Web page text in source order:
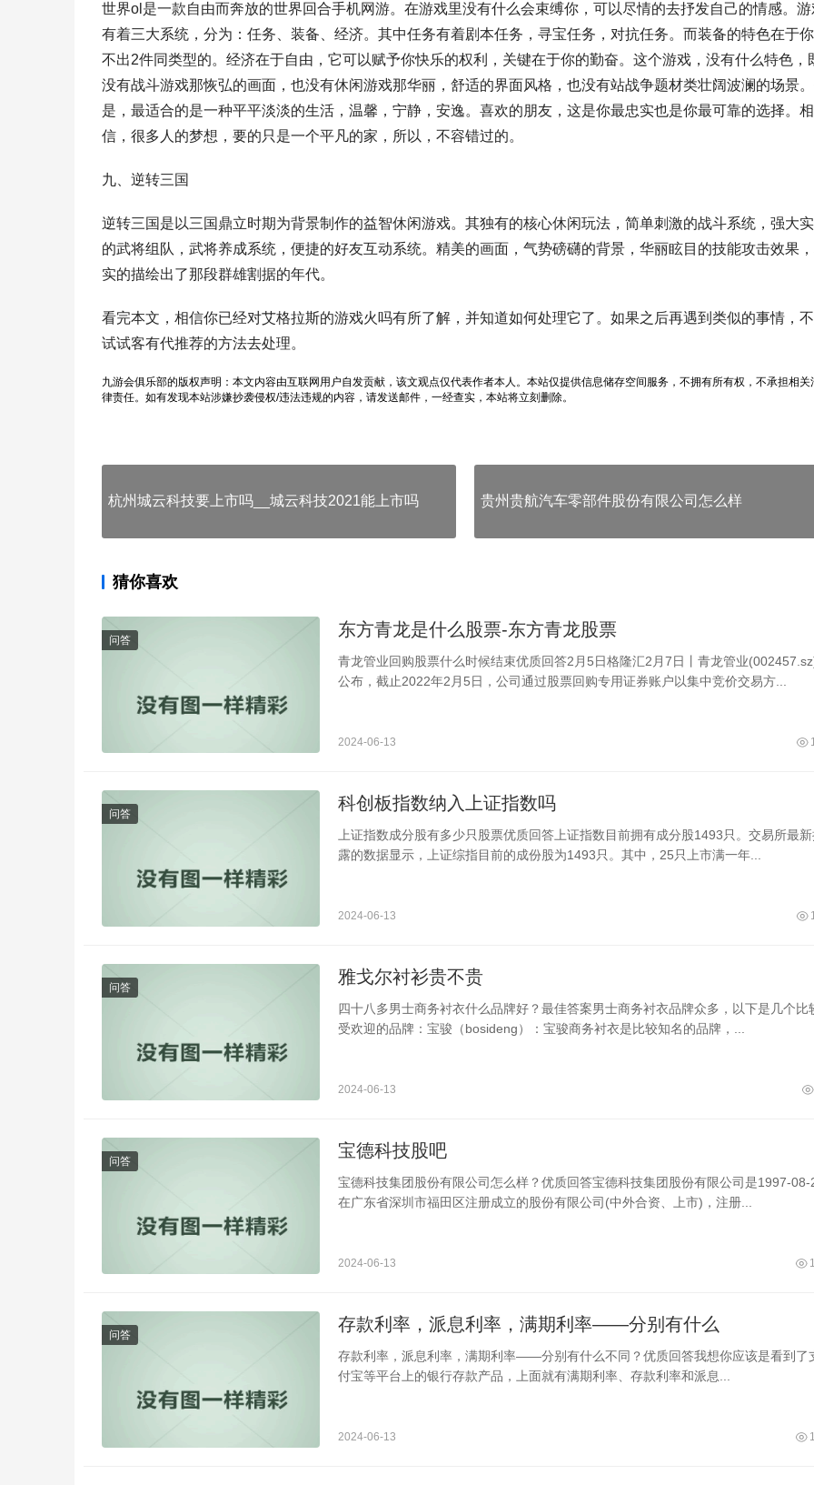
世界ol是一款自由而奔放的世界回合手机网游。在游戏里没有什么会束缚你，可以尽情的去抒发自己的情感。游
有着三大系统，分为：任务、装备、经济。其中任务有着剧本任务，寻宝任务，对抗任务。而装备的特色在于
不出2件同类型的。经济在于自由，它可以赋予你快乐的权利，关键在于你的勤奋。这个游戏，没有什么特色，
没有战斗游戏那恢弘的画面，也没有休闲游戏那华丽，舒适的界面风格，也没有站战争题材类壮阔波澜的场景
是，最适合的是一种平平淡淡的生活，温馨，宁静，安逸。喜欢的朋友，这是你最忠实也是你最可靠的选择。相
信，很多人的梦想，要的只是一个平凡的家，所以，不容错过的。
九、逆转三国
逆转三国是以三国鼎立时期为背景制作的益智休闲游戏。其独有的核心休闲玩法，简单刺激的战斗系统，强大实
的武将组队，武将养成系统，便捷的好友互动系统。精美的画面，气势磅礴的背景，华丽眩目的技能攻击效果
实的描绘出了那段群雄割据的年代。
看完本文，相信你已经对艾格拉斯的游戏火吗有所了解，并知道如何处理它了。如果之后再遇到类似的事情，
试试客有代推荐的方法去处理。
九游会俱乐部的版权声明：本文内容由互联网用户自发贡献，该文观点仅代表作者本人。本站仅提供信息储存空间服务，不拥有所有权，不承担相关
律责任。如有发现本站涉嫌抄袭侵权/违法违规的内容，请发送邮件，一经查实，本站将立刻删除。
杭州城云科技要上市吗__城云科技2021能上市吗 贵州贵航汽车零部件股份有限公司怎么样
猜你喜欢
问答
东方青龙是什么股票-东方青龙股票
青龙管业回购股票什么时候结束优质回答2月5日格隆汇2月7日丨青龙管业
公布，截止2022年2月5日，公司通过股票回购专用证券账户以集中竞价交易方...
2024-06-13
问答
科创板指数纳入上证指数吗
上证指数成分股有多少只股票优质回答上证指数目前拥有成分股1493只。交易所最新
露的数据显示，上证综指目前的成份股为1493只。其中，25只上市满一年...
2024-06-13
问答
雅戈尔衬衫贵不贵
四十八多男士商务衬衣什么品牌好？最佳答案男士商务衬衣品牌众多，以下是几个比
受欢迎的品牌：宝骏（bosideng）：宝骏商务衬衣是比较知名的品牌，...
2024-06-13
问答
宝德科技股吧
宝德科技集团股份有限公司怎么样？优质回答宝德科技集团股份有限公司是1997-08-
在广东省深圳市福田区注册成立的股份有限公司(中外合资、上市)，注册...
2024-06-13
问答
存款利率，派息利率，满期利率——分别有什么
存款利率，派息利率，满期利率——分别有什么不同？优质回答我想你应该是看到了
付宝等平台上的银行存款产品，上面就有满期利率、存款利率和派息...
2024-06-13